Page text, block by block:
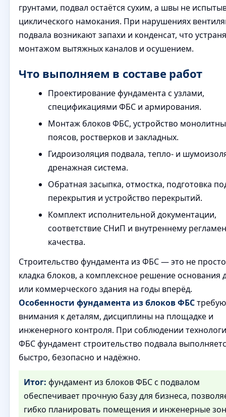
грунтами, подвал остаётся сухим, а швы не
циклического намокания. При нарушениях
подвала возникают запахи и конденсат, что
монтажом вытяжных каналов и осушением.
Что выполняем в составе работ
Проектирование фундамента с узлами,
спецификациями ФБС и армирования.
Монтаж блоков ФБС, устройство
поясов, ростверков и закладных.
Гидроизоляция подвала, тепло- и
дренажная система.
Обратная засыпка, отмостка, подготовка
перекрытия и устройство перекрытий.
Комплект исполнительной документации,
соответствие СНиП и внутреннему
качества.
Строительство фундамента из ФБС — это не просто
кладка блоков, а комплексное решение основания
или коммерческого здания на годы вперёд.
Особенности фундамента из блоков ФБС
внимания к деталям, дисциплины на площадке и
инженерного контроля. При соблюдении
ФБС фундамент строительство подвала
быстро, безопасно и надёжно.
Итог: фундамент из блоков ФБС с подвалом
обеспечивает прочную базу для бизнеса,
гибко планировать помещения и инженерные